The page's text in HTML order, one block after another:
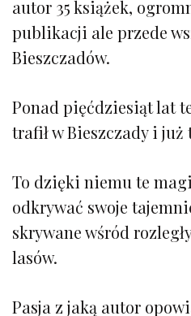
autor 35 książek,
publikacji ale przede
Bieszczadów.
Ponad pięćdziesiąt lat
trafił w Bieszczady i już
To dzięki niemu te
odkrywać swoje
skrywane wśród
lasów.
Pasja z jaką autor